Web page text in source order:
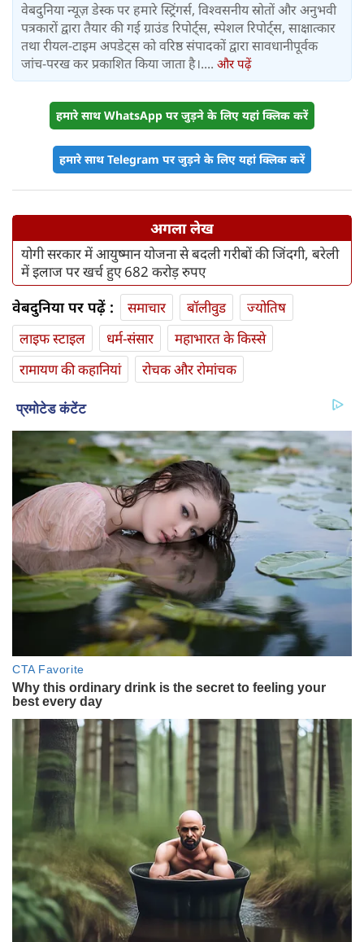
वेबदुनिया न्यूज़ डेस्क पर हमारे स्ट्रिंगर्स, विश्वसनीय स्रोतों और अनुभवी
पत्रकारों द्वारा तैयार की गई ग्राउंड रिपोर्ट्स, स्पेशल रिपोर्ट्स, साक्षात्कार
तथा रीयल-टाइम अपडेट्स को वरिष्ठ संपादकों द्वारा सावधानीपूर्वक
जांच-परख कर प्रकाशित किया जाता है।.... और पढ़ें
हमारे साथ WhatsApp पर जुड़ने के लिए यहां क्लिक करें
हमारे साथ Telegram पर जुड़ने के लिए यहां क्लिक करें
अगला लेख
योगी सरकार में आयुष्मान योजना से बदली गरीबों की जिंदगी, बरेली
में इलाज पर खर्च हुए 682 करोड़ रुपए
वेबदुनिया पर पढ़ें : समाचार बॉलीवुड
ज्योतिष
लाइफ स्‍टाइल
धर्म-संसार
महाभारत के किस्से
रामायण की कहानियां
रोचक और रोमांचक